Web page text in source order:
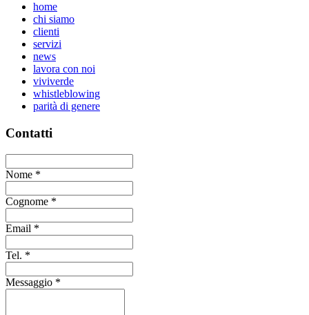
home
chi siamo
clienti
servizi
news
lavora con noi
viviverde
whistleblowing
parità di genere
Contatti
Nome *
Cognome *
Email *
Tel. *
Messaggio *